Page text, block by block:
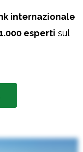
internazionale
esperti sul